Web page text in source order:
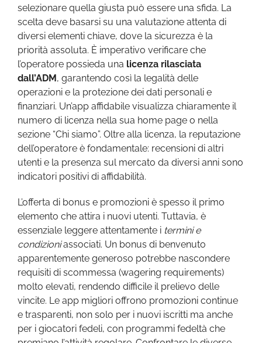
selezionare quella giusta può essere una sfida. La
scelta deve basarsi su una valutazione attenta di
diversi elementi chiave, dove la sicurezza è la
priorità assoluta. È imperativo verificare che
l’operatore possieda una licenza rilasciata
dall’ADM, garantendo così la legalità delle
operazioni e la protezione dei dati personali e
finanziari. Un’app affidabile visualizza chiaramente il
numero di licenza nella sua home page o nella
sezione “Chi siamo”. Oltre alla licenza, la reputazione
dell’operatore è fondamentale: recensioni di altri
utenti e la presenza sul mercato da diversi anni sono
indicatori positivi di affidabilità.
L’offerta di bonus e promozioni è spesso il primo
elemento che attira i nuovi utenti. Tuttavia, è
essenziale leggere attentamente i termini e
condizioniassociati. Un bonus di benvenuto
apparentemente generoso potrebbe nascondere
requisiti di scommessa (wagering requirements)
molto elevati, rendendo difficile il prelievo delle
vincite. Le app migliori offrono promozioni continue
e trasparenti, non solo per i nuovi iscritti ma anche
per i giocatori fedeli, con programmi fedeltà che